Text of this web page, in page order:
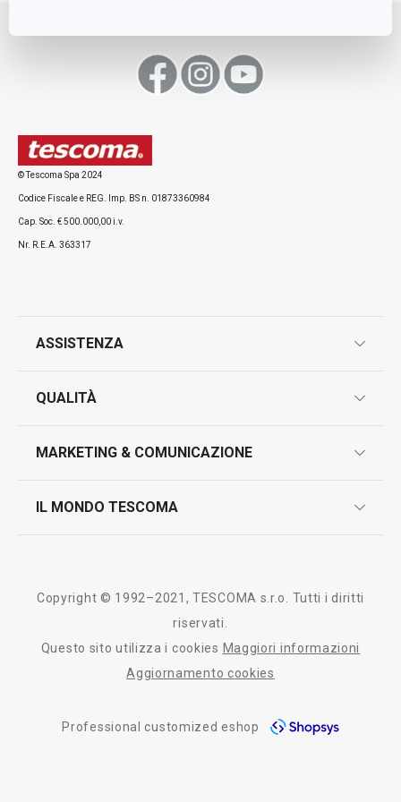
© Tescoma Spa 2024
Codice Fiscale e REG. Imp. BS n. 01873360984
Cap. Soc. € 500.000,00 i.v.
Nr. R.E.A. 363317
ASSISTENZA
contatti
QUALITÀ
test sui prodotti
MARKETING & COMUNICAZIONE
IL MONDO TESCOMA
Tescoma nel mondo
informativa whistleblowing
Copyright © 1992–2021, TESCOMA s.r.o. Tutti i diritti
riservati.
Questo sito utilizza i cookies Maggiori informazioni
Aggiornamento cookies
Professional customized eshop